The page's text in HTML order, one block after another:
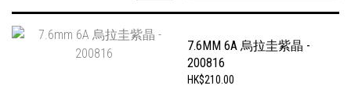
7.6MM 6A 烏拉圭紫晶 -
200816
HK$210.00